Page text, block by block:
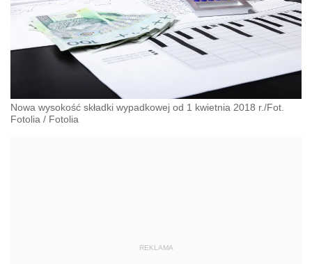
Nowa wysokość składki wypadkowej od 1 kwietnia 2018 r./Fot.
Fotolia / Fotolia